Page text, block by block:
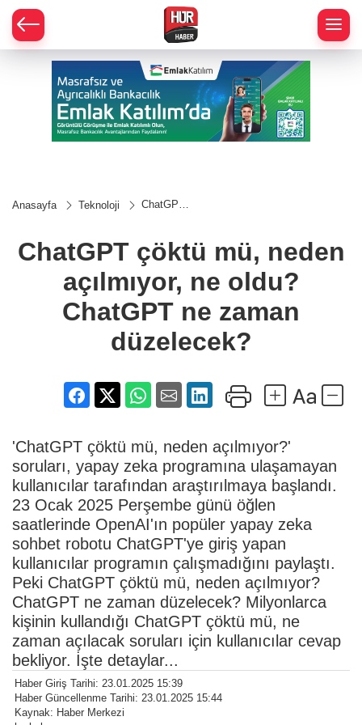
Anasayfa Teknoloji
ChatGPT
açılmıyor,
ne oldu?
ChatGPT
ne zaman
düzelecek?
ChatGPT çöktü mü, neden
açılmıyor, ne oldu?
ChatGPT ne zaman
düzelecek?
'ChatGPT çöktü mü, neden açılmıyor?'
soruları, yapay zeka programına ulaşamayan
kullanıcılar tarafından araştırılmaya başlandı.
23 Ocak 2025 Perşembe günü öğlen
saatlerinde OpenAI'ın popüler yapay zeka
sohbet robotu ChatGPT'ye giriş yapan
kullanıcılar programın çalışmadığını paylaştı.
Peki ChatGPT çöktü mü, neden açılmıyor?
ChatGPT ne zaman düzelecek? Milyonlarca
kişinin kullandığı ChatGPT çöktü mü, ne
zaman açılacak soruları için kullanıcılar cevap
bekliyor. İşte detaylar...
Haber Giriş Tarihi: 23.01.2025 15:39
Haber Güncellenme Tarihi: 23.01.2025 15:44
Kaynak: Haber Merkezi